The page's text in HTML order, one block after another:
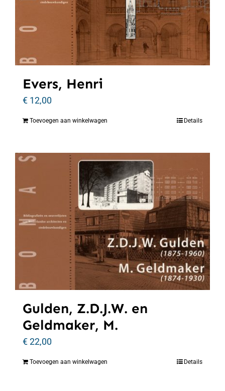
Evers, Henri
€ 12,00
Toevoegen aan winkelwagen Details
Gulden, Z.D.J.W. en
Geldmaker, M.
€22,00
Toevoegen aan winkelwagen Details